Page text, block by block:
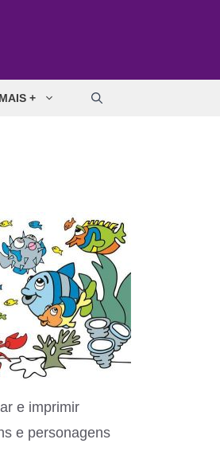
MAIS +
e imprimir
e personagens